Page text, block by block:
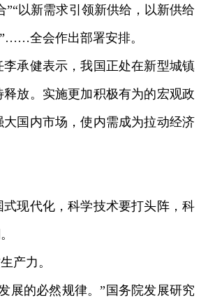
以新需求引领新供给，以新供给
全会作出部署安排。
承健表示，我国正处在新型城镇
放。实施更加积极有为的宏观政
国内市场，使内需成为拉动经济
现代化，科学技术要打头阵，科
产力。
的必然规律。”国务院发展研究